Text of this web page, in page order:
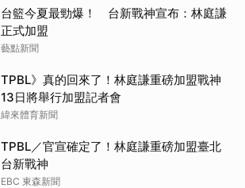
台籃今夏最勁爆！ 台新戰神宣布：林庭謙
正式加盟
藝點新聞
TPBL》真的回來了！林庭謙重磅加盟戰神
13日將舉行加盟記者會
緯來體育新聞
TPBL／官宣確定了！林庭謙重磅加盟臺北
台新戰神
EBC 東森新聞